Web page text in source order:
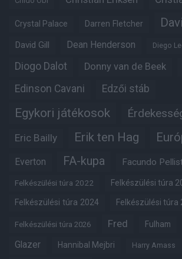
Crystal Palace Darren Fletcher
David Gill Dean Henderson Diego
Diogo Dalot Donny van de Beek
Edinson Cavani Edzői stáb
Egykori játékosok
Eric Bailly Erik ten Hag
Everton FA-kupa Facundo
Felkészülési túra 2022 Felkészülési túra
Felkészülési túra 2024 Felkészülési túra
Felkészülési túra 2026 Fred Fulham
Glazer Hannibal Mejbri Harry Amass